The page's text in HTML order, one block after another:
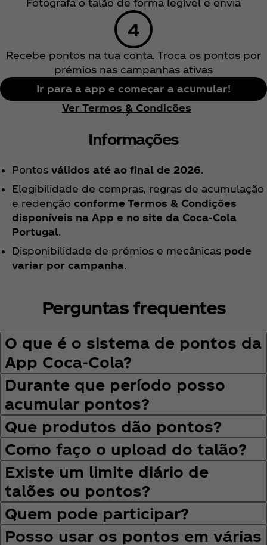
Fotografa o talão de forma legível e envia
Recebe pontos na tua conta. Troca os pontos por
prémios nas campanhas ativas
Ir para a app e começar a acumular!
Ver Termos & Condições
Informações
Pontos válidos até ao final de 2026.
Elegibilidade de compras, regras de acumulação
e redenção conforme Termos & Condições
disponíveis na App e no site da Coca‑Cola
Portugal.
Disponibilidade de prémios e mecânicas pode
variar por campanha.
Perguntas frequentes
O que é o sistema de pontos da
App Coca‑Cola?
Durante que período posso
acumular pontos?
Que produtos dão pontos?
Como faço o upload do talão?
Existe um limite diário de
talões ou pontos?
Quem pode participar?
Posso usar os pontos em várias